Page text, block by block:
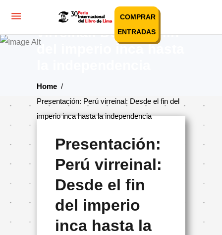
COMPRAR
ENTRADAS
Presentación: Perú
virreinal: Desde el fin
del imperio inca hasta
Home /
Presentación: Perú virreinal: Desde el fin del
imperio inca hasta la independencia
Presentación:
Perú virreinal:
Desde el fin
del imperio
inca hasta la